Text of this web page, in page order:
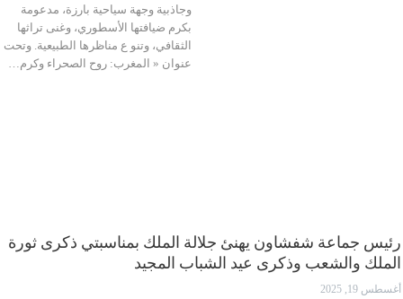
وجاذبية وجهة سياحية بارزة، مدعومة
بكرم ضيافتها الأسطوري، وغنى تراثها
الثقافي، وتنو ع مناظرها الطبيعية. وتحت
عنوان « المغرب: روح الصحراء وكرم…
رئيس جماعة شفشاون يهنئ جلالة الملك بمناسبتي ذكرى ثورة
الملك والشعب وذكرى عيد الشباب المجيد
أغسطس 19, 2025